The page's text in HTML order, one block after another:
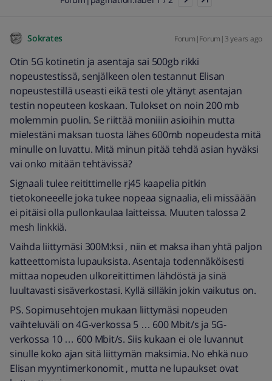
Sokrates Forum|Forum|3 years ago
Otin 5G kotinetin ja asentaja sai 500gb rikki
nopeustestissä, senjälkeen olen testannut Elisan
nopeustestillä useasti eikä testi ole yltänyt asentajan
testin nopeuteen koskaan. Tulokset on noin 200 mb
molemmin puolin. Se riittää moniiin asioihin mutta
mielestäni maksan tuosta lähes 600mb nopeudesta mitä
minulle on luvattu. Mitä minun pitää tehdä asian hyväksi
vai onko mitään tehtävissä?
Signaali tulee reitittimelle rj45 kaapelia pitkin
tietokoneeelle joka tukee nopeaa signaalia, eli missäään
ei pitäisi olla pullonkaulaa laitteissa. Muuten talossa 2
mesh linkkiä.
Vaihda liittymäsi 300M:ksi , niin et maksa ihan yhtä paljon
katteettomista lupauksista. Asentaja todennäköisesti
mittaa nopeuden ulkoreitittimen lähdöstä ja sinä
luultavasti sisäverkostasi. Kyllä silläkin jokin vaikutus on.
PS. Sopimusehtojen mukaan liittymäsi nopeuden
vaihteluväli on 4G-verkossa 5 … 600 Mbit/s ja 5G-
verkossa 10 … 600 Mbit/s. Siis kukaan ei ole luvannut
sinulle koko ajan sitä liittymän maksimia. No ehkä nuo
Elisan myyntimerkonomit , mutta ne lupaukset ovat